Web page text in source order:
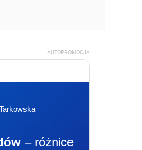
AUTOPROMOCJA
– różnice